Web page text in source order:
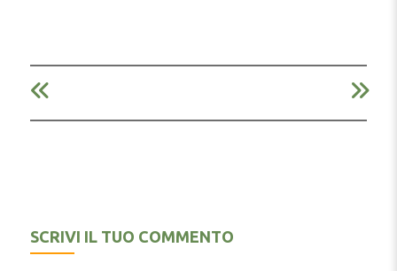
SCRIVI IL TUO COMMENTO